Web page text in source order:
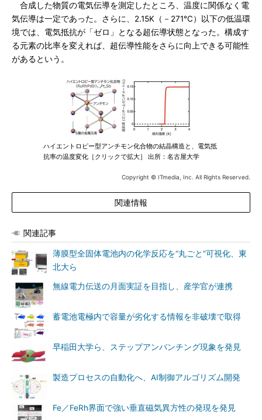
合成した物質の電気伝導を測定したところ、温度に関係なく電
気伝導は一定であった。さらに、2.15K（－271℃）以下の低温環
境では、電気抵抗が「ゼロ」となる超伝導状態となった。構成す
る元素の比率を変えれば、超伝導性能をさらに向上できる可能性
があるという。
ハイエントロピー型アンチモン化合物の結晶構造と、電気抵
抗率の温度変化［クリックで拡大］ 出所：名古屋大学
Copyright © ITmedia, Inc. All Rights Reserved.
関連情報
関連記事
薄膜型全固体電池内の化学反応を“丸ごと”可視化、東
北大ら
無線電力伝送の月面実証を目指し、産学官が連携
蓄電池電極内で容量が劣化する情報を非破壊で取得
早稲田大学ら、ステップアンバンチング現象を発見
製造プロセスの自動化へ、AI制御アルゴリズム開発
Fe／FeRh界面で強い垂直磁気異方性の発現を発見